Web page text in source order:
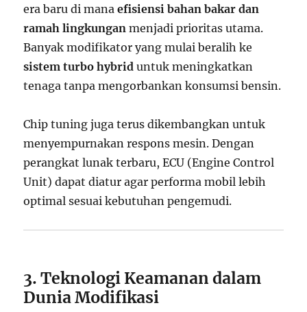
era baru di manaefisiensi bahan bakar dan
ramah lingkungan menjadi prioritas utama.
Banyak modifikator yang mulai beralih ke
sistem turbo hybrid untuk meningkatkan
tenaga tanpa mengorbankan konsumsi bensin.
Chip tuning juga terus dikembangkan untuk
menyempurnakan respons mesin. Dengan
perangkat lunak terbaru, ECU (Engine Control
Unit) dapat diatur agar performa mobil lebih
optimal sesuai kebutuhan pengemudi.
3. Teknologi Keamanan dalam
Dunia Modifikasi